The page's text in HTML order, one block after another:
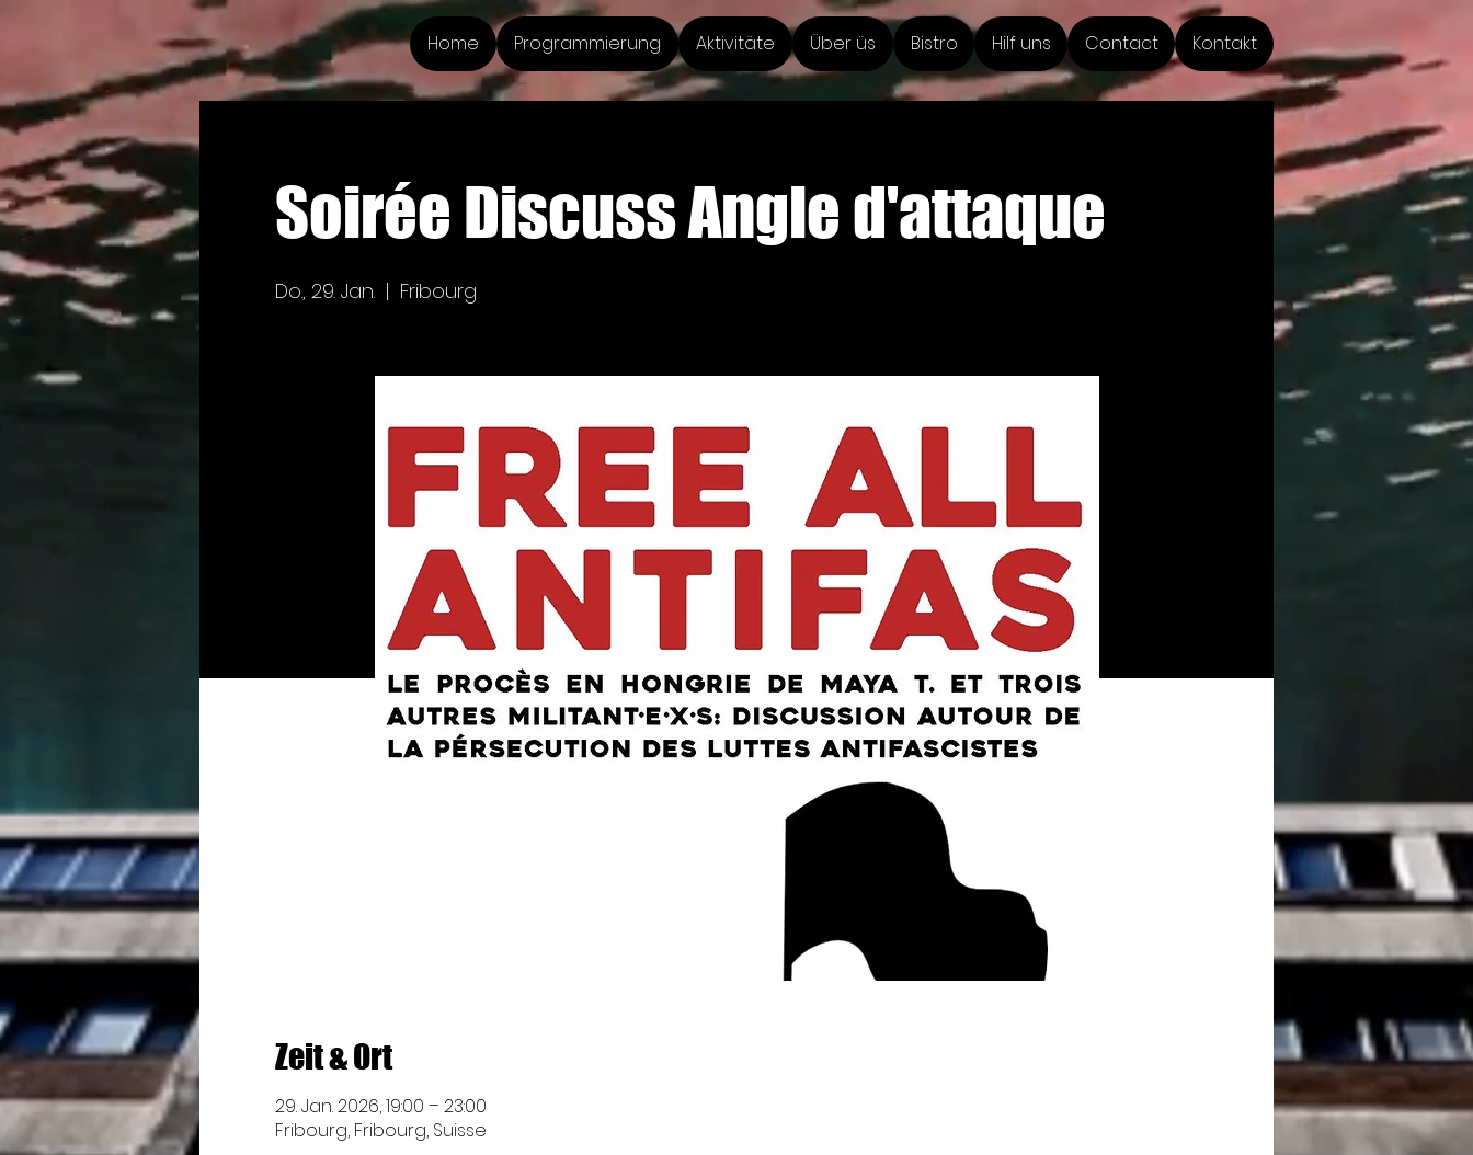
Home Programmierung Aktivitäte Über üs Bistro Hilf uns Contact Kontakt
Soirée Discuss Angle d'attaque
Do., 29. Jan.
  |
Fribourg
Zeit & Ort
29. Jan. 2026, 19:00 – 23:00
Fribourg, Fribourg, Suisse